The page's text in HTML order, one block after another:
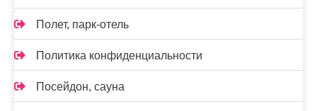
Полет, парк-отель
Политика конфиденциальности
Посейдон, сауна